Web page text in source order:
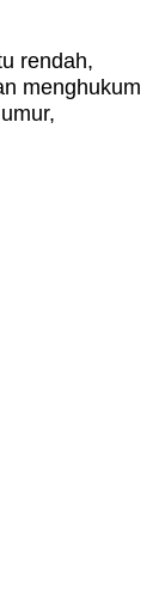
rendah,
menghukum